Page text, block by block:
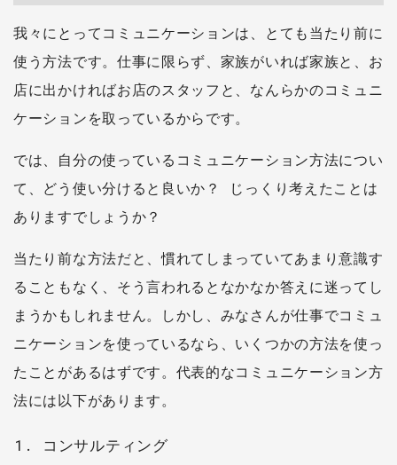
我々にとってコミュニケーションは、とても当たり前に
使う方法です。仕事に限らず、家族がいれば家族と、お
店に出かければお店のスタッフと、なんらかのコミュニ
ケーションを取っているからです。
では、自分の使っているコミュニケーション方法につい
て、どう使い分けると良いか？ じっくり考えたことは
ありますでしょうか？
当たり前な方法だと、慣れてしまっていてあまり意識す
ることもなく、そう言われるとなかなか答えに迷ってし
まうかもしれません。しかし、みなさんが仕事でコミュ
ニケーションを使っているなら、いくつかの方法を使っ
たことがあるはずです。代表的なコミュニケーション方
法には以下があります。
コンサルティング